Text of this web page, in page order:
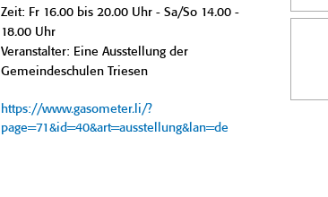
Zeit: Fr 16.00 bis 20.00 Uhr - Sa/So 14.00 -
18.00 Uhr
Veranstalter: Eine Ausstellung der
Gemeindeschulen Triesen
https://www.gasometer.li/?
page=71&id=40&art=ausstellung&lan=de